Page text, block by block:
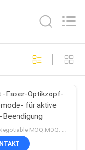
56
Faser-Optikzopf-
für aktive
Beendigung
Price : Negotiable MOQ:MOQ: 100PCS